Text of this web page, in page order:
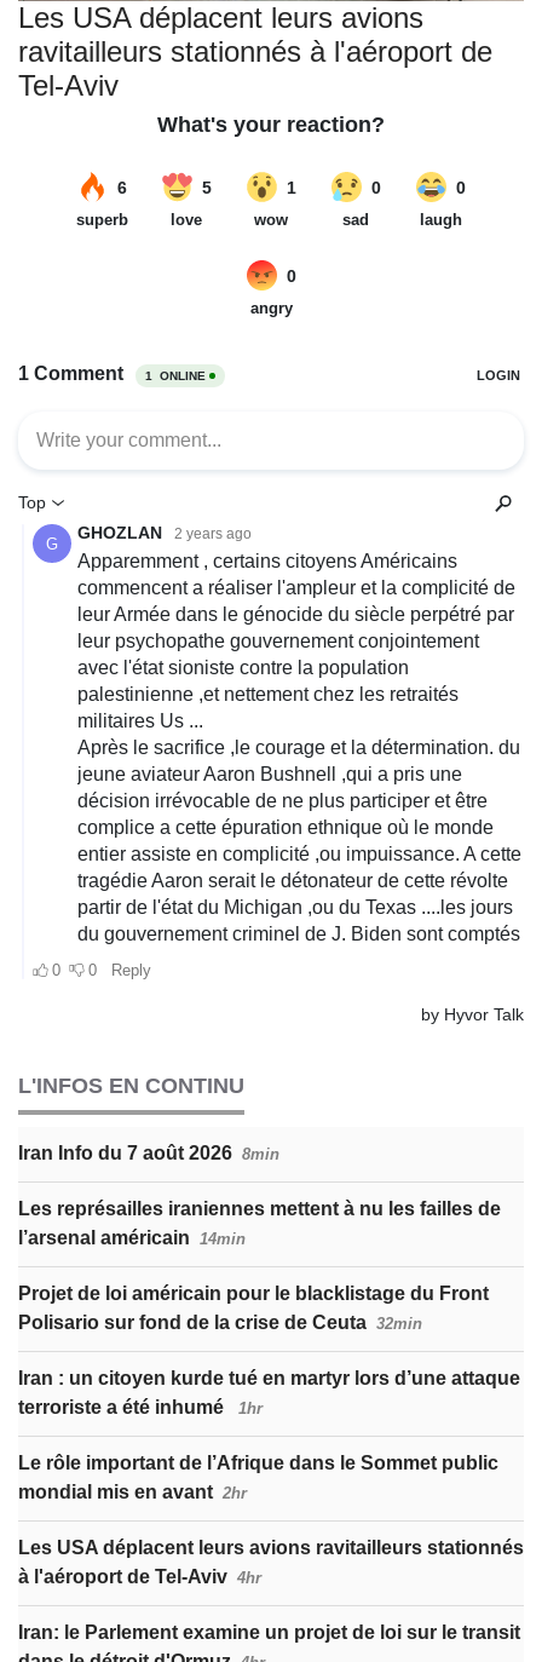
Les USA déplacent leurs avions
ravitailleurs stationnés à l'aéroport de
Tel-Aviv
L'INFOS EN CONTINU
Iran Info du 7 août 2026 8min
Les représailles iraniennes mettent à nu les failles de
l’arsenal américain 14min
Projet de loi américain pour le blacklistage du Front
Polisario sur fond de la crise de Ceuta 32min
Iran : un citoyen kurde tué en martyr lors d’une attaque
terroriste a été inhumé
1hr
Le rôle important de l’Afrique dans le Sommet public
mondial mis en avant 2hr
Les USA déplacent leurs avions ravitailleurs stationnés
à l'aéroport de Tel-Aviv 4hr
Iran: le Parlement examine un projet de loi sur le transit